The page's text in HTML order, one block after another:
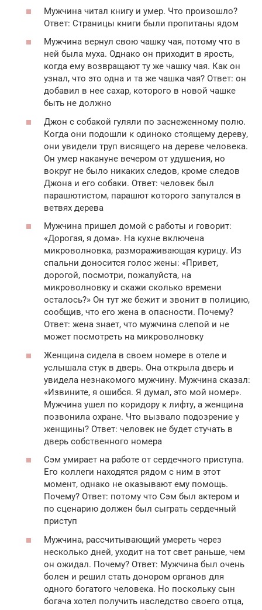
Мужчина читал книгу и умер. Что произошло?
Ответ: Страницы книги были пропитаны ядом
Мужчина вернул свою чашку чая, потому что в
ней была муха. Однако он приходит в ярость,
когда ему возвращают ту же чашку чая. Как он
узнал, что это одна и та же чашка чая? Ответ: он
добавил в нее сахар, которого в новой чашке
быть не должно
Джон с собакой гуляли по заснеженному полю.
Когда они подошли к одиноко стоящему дереву,
они увидели труп висящего на дереве человека.
Он умер накануне вечером от удушения, но
вокруг не было никаких следов, кроме следов
Джона и его собаки. Ответ: человек был
парашютистом, парашют которого запутался в
ветвях дерева
Мужчина пришел домой с работы и говорит:
«Дорогая, я дома». На кухне включена
микроволновка, размораживающая курицу. Из
спальни доносится голос жены: «Привет,
дорогой, посмотри, пожалуйста, на
микроволновку и скажи сколько времени
осталось?» Он тут же бежит и звонит в полицию,
сообщив, что его жена в опасности. Почему?
Ответ: жена знает, что мужчина слепой и не
может посмотреть на микроволновку
Женщина сидела в своем номере в отеле и
услышала стук в дверь. Она открыла дверь и
увидела незнакомого мужчину. Мужчина сказал:
«Извините, я ошибся. Я думал, это мой номер».
Мужчина ушел по коридору к лифту, а женщина
позвонила охране. Что вызвало подозрение у
женщины? Ответ: человек не будет стучать в
дверь собственного номера
Сэм умирает на работе от сердечного приступа.
Его коллеги находятся рядом с ним в этот
момент, однако не оказывают ему помощь.
Почему? Ответ: потому что Сэм был актером и
по сценарию должен был сыграть сердечный
приступ
Мужчина, рассчитывающий умереть через
несколько дней, уходит на тот свет раньше, чем
он ожидал. Почему? Ответ: Мужчина был очень
болен и решил стать донором органов для
одного богатого человека. Но поскольку сын
богача хотел получить наследство своего отца,